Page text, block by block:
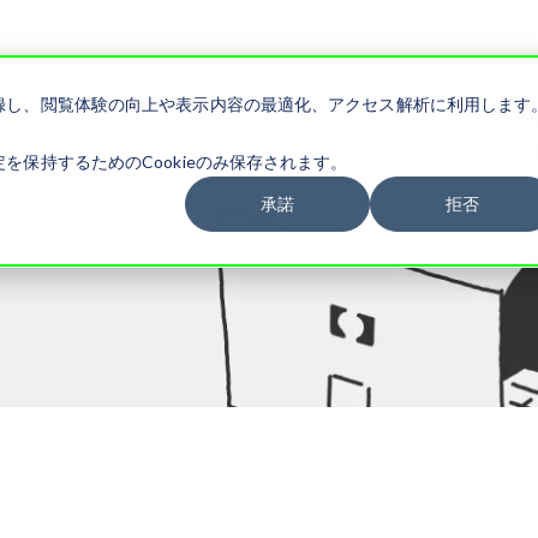
、閲覧体験の向上や表示内容の最適化、アクセス解析に利用します
保持するためのCookieのみ保存されます。
承諾 拒否